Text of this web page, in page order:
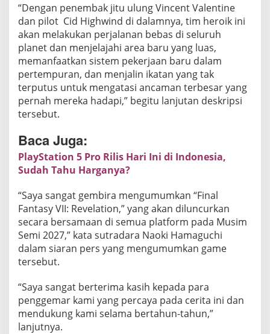
h
i
r
“Dengan penembak jitu ulung Vincent Valentine
dan pilot Cid Highwind di dalamnya, tim heroik ini
akan melakukan perjalanan bebas di seluruh
planet dan menjelajahi area baru yang luas,
memanfaatkan sistem pekerjaan baru dalam
pertempuran, dan menjalin ikatan yang tak
terputus untuk mengatasi ancaman terbesar yang
pernah mereka hadapi,” begitu lanjutan deskripsi
tersebut.
Baca Juga:
PlayStation 5 Pro Rilis Hari Ini di Indonesia,
Sudah Tahu Harganya?
“Saya sangat gembira mengumumkan “Final
Fantasy VII: Revelation,” yang akan diluncurkan
secara bersamaan di semua platform pada Musim
Semi 2027,” kata sutradara Naoki Hamaguchi
dalam siaran pers yang mengumumkan game
tersebut.
“Saya sangat berterima kasih kepada para
penggemar kami yang percaya pada cerita ini dan
mendukung kami selama bertahun-tahun,”
lanjutnya.